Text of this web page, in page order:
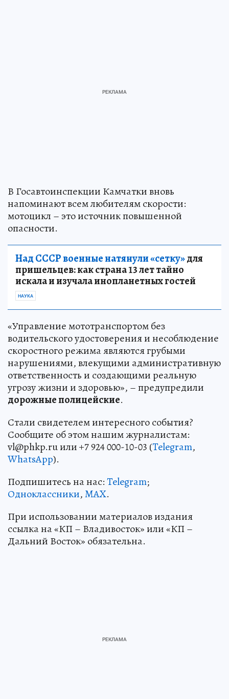
В Госавтоинспекции Камчатки вновь
напоминают всем любителям скорости:
мотоцикл – это источник повышенной
опасности.
Над СССР военные натянули «сетку»для
пришельцев: как страна 13 лет тайно
искала и изучала инопланетных гостей
НАУКА
«Управление мототранспортом без
водительского удостоверения и несоблюдение
скоростного режима являются грубыми
нарушениями, влекущими административную
ответственность и создающими реальную
угрозу жизни и здоровью», – предупредили
дорожные полицейские.
Стали свидетелем интересного события?
Сообщите об этом нашим журналистам:
vl@phkp.ru или +7 924 000-10-03 (Telegram,
WhatsApp).
Подпишитесь на нас:Telegram;
Одноклассники,MAX.
При использовании материалов издания
ссылка на «КП – Владивосток» или «КП –
Дальний Восток» обязательна.